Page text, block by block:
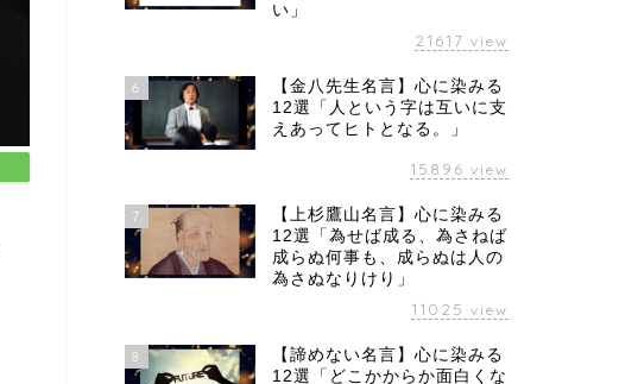
い」
21617 view
6
【金八先生名言】心に染みる
12選「人という字は互いに支
えあってヒトとなる。」
15896 view
7
【上杉鷹山名言】心に染みる
12選「為せば成る、為さねば
成らぬ何事も、成らぬは人の
為さぬなりけり」
11025 view
8
【諦めない名言】心に染みる
12選「どこかからか面白くな